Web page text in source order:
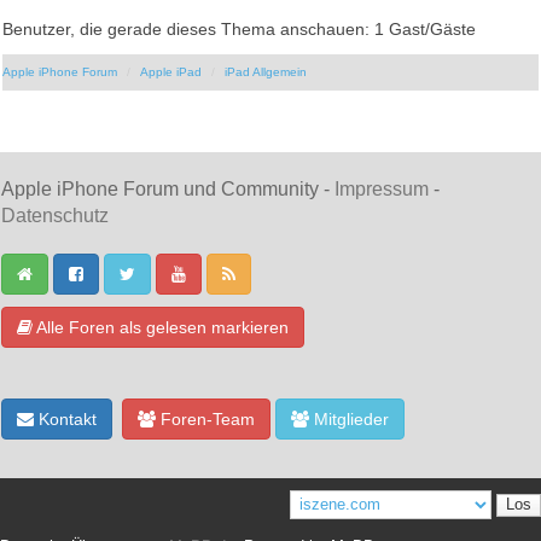
Benutzer, die gerade dieses Thema anschauen: 1 Gast/Gäste
Apple iPhone Forum Apple iPad iPad Allgemein
Apple iPhone Forum und Community - Impressum -
Datenschutz
Alle Foren als gelesen markieren
Kontakt Foren-Team Mitglieder